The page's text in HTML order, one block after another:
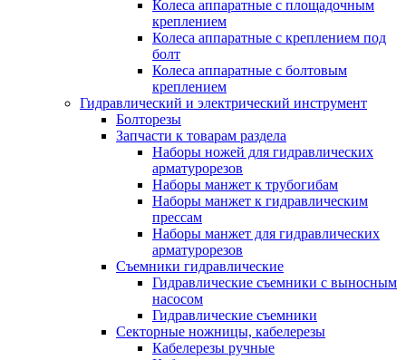
Колеса аппаратные с площадочным
креплением
Колеса аппаратные с креплением под
болт
Колеса аппаратные с болтовым
креплением
Гидравлический и электрический инструмент
Болторезы
Запчасти к товарам раздела
Наборы ножей для гидравлических
арматурорезов
Наборы манжет к трубогибам
Наборы манжет к гидравлическим
прессам
Наборы манжет для гидравлических
арматурорезов
Съемники гидравлические
Гидравлические cъемники с выносным
насосом
Гидравлические съемники
Секторные ножницы, кабелерезы
Кабелерезы ручные